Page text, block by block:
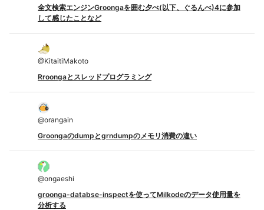
全文検索エンジンGroongaを囲む夕べ(以下、ぐるんべ)4に参加
して感じたことなど
@KitaitiMakoto
Rroongaとスレッドプログラミング
@orangain
Groongaのdumpとgrndumpのメモリ消費の違い
@ongaeshi
groonga-databse-inspectを使ってMilkodeのデータ使用量を
分析する